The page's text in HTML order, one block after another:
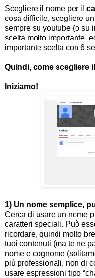
Scegliere il nome per il
cosa difficile, scegliere
sempre su youtube (o su
scelta molto importante,
importante scelta con 6
Quindi, come scegliere
Iniziamo!
1) Un nome semplice,
Cerca di usare un nome
caratteri speciali. Può
ricordare, quindi molto
tuoi contenuti (ma te ne
nome e cognome
più professionali, non di
usare espressioni tipo